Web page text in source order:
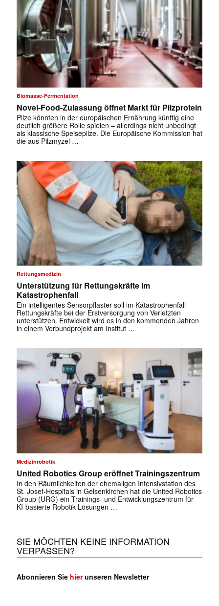
Biomasse-Fermentation
Novel-Food-Zulassung öffnet Markt für Pilzprotein
Pilze könnten in der europäischen Ernährung künftig eine
deutlich größere Rolle spielen – allerdings nicht unbedingt
als klassische Speisepilze. Die Europäische Kommission hat
die aus Pilzmyzel …
Rettungsmedizin
Unterstützung für Rettungskräfte im
Katastrophenfall
Ein intelligentes Sensorpflaster soll im Katastrophenfall
Rettungskräfte bei der Erstversorgung von Verletzten
unterstützen. Entwickelt wird es in den kommenden Jahren
in einem Verbundprojekt am Institut …
Medizinrobotik
United Robotics Group eröffnet Trainingszentrum
In den Räumlichkeiten der ehemaligen Intensivstation des
St. Josef-Hospitals in Gelsenkirchen hat die United Robotics
Group (URG) ein Trainings- und Entwicklungszentrum für
KI-basierte Robotik-Lösungen …
SIE MÖCHTEN KEINE INFORMATION
VERPASSEN?
Abonnieren Sie hierunseren Newsletter